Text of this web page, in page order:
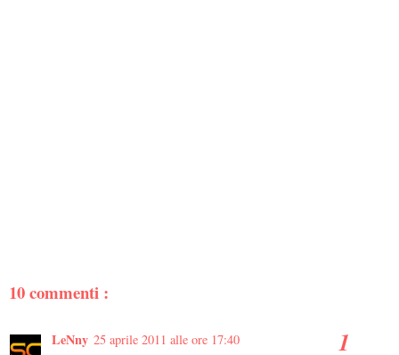
10 commenti :
LeNny 25 aprile 2011 alle ore 17:40